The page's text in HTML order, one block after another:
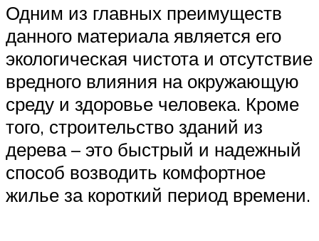
Одним из главных преимуществ
данного материала является его
экологическая чистота и отсутствие
вредного влияния на окружающую
среду и здоровье человека. Кроме
того, строительство зданий из
дерева – это быстрый и надежный
способ возводить комфортное
жилье за короткий период времени.